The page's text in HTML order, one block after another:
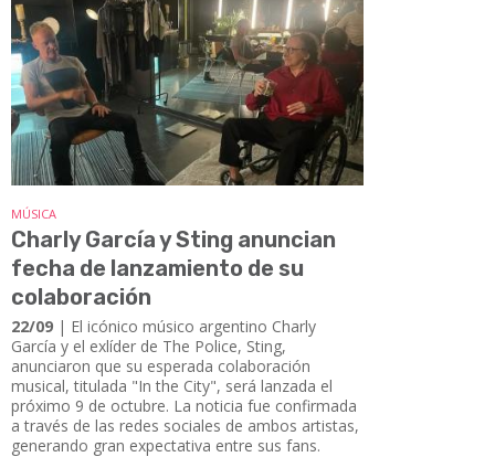
MÚSICA
Charly García y Sting anuncian
fecha de lanzamiento de su
colaboración
22/09 | El icónico músico argentino Charly
García y el exlíder de The Police, Sting,
anunciaron que su esperada colaboración
musical, titulada "In the City", será lanzada el
próximo 9 de octubre. La noticia fue confirmada
a través de las redes sociales de ambos artistas,
generando gran expectativa entre sus fans.